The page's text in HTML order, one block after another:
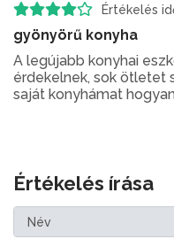
Értékelés
gyönyörű konyha
A legújabb konyhai
érdekelnek, sok ötletet
saját konyhámat
Értékelés írása